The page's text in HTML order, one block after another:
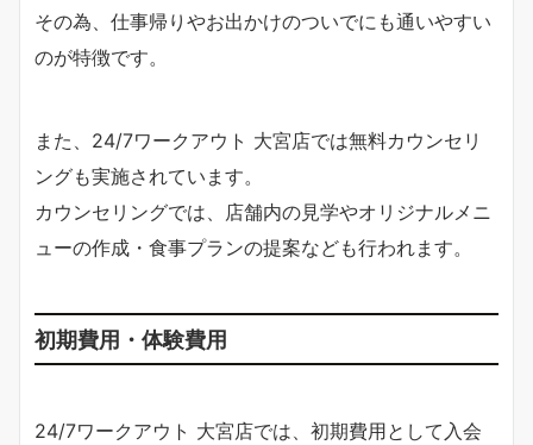
その為、仕事帰りやお出かけのついでにも通いやすい
のが特徴です。
また、24/7ワークアウト 大宮店では無料カウンセリ
ングも実施されています。
カウンセリングでは、店舗内の見学やオリジナルメニ
ューの作成・食事プランの提案なども行われます。
初期費用・体験費用
24/7ワークアウト 大宮店では、初期費用として入会